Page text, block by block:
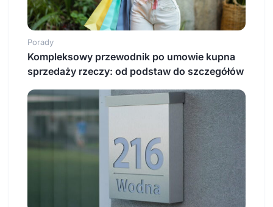
Porady
Kompleksowy przewodnik po umowie kupna
sprzedaży rzeczy: od podstaw do szczegółów